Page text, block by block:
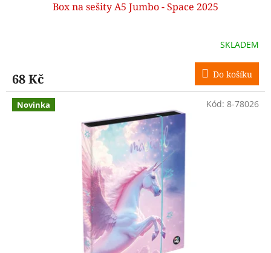
Box na sešity A5 Jumbo - Space 2025
SKLADEM
68 Kč Do košíku
Novinka Kód: 8-78026